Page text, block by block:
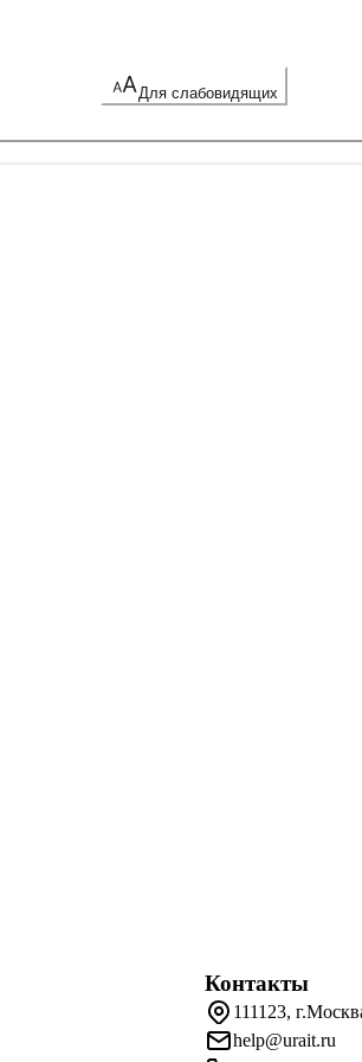
Для слабовидящих
Контакты
111123,
help@urait.ru